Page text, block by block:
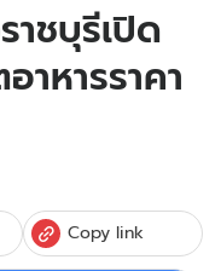
าชบุรีเปิด
หารราคา
Copy link